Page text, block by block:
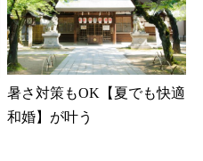
暑さ対策もOK【夏でも快適
和婚】が叶う